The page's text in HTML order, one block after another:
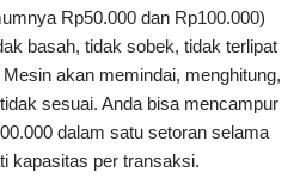
Rp50.000 dan Rp100.000)
basah, tidak sobek, tidak terlipat
akan memindai, menghitung,
sesuai. Anda bisa mencampur
dalam satu setoran selama
kapasitas per transaksi.